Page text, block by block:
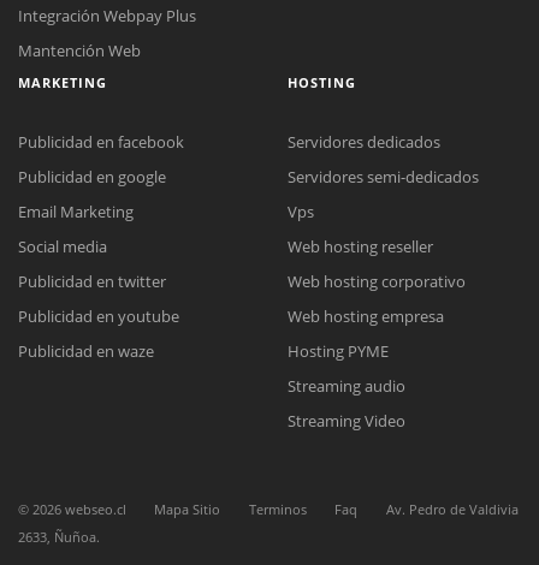
Reunión online
Nuestros ejecutivos le enviarán un correo electrónico con el enlace a
Meet para la reunión online.
Cotización
Chat Online
Todos nuestros ejecutivos están fuera de línea. Complete el formulario
Integración Webpay Plus
Mantención Web
MARKETING
Publicidad en facebook
Publicidad en google
Email Marketing
Social media
Publicidad en twitter
Publicidad en youtube
Publicidad en waze
HOSTING
Servidores dedicados
Servidores semi-dedicados
Vps
Web hosting reseller
Web hosting corporativo
Web hosting empresa
Hosting PYME
Streaming audio
Streaming Video
© 2026 webseo.cl Mapa Sitio Terminos Faq
Av. Pedro de Valdivia
2633, Ñuñoa.